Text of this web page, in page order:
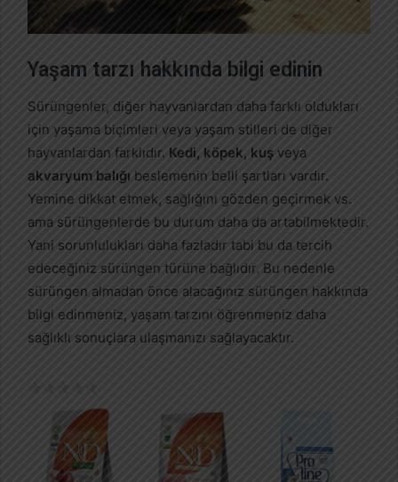
Yaşam tarzı hakkında bilgi edinin
Sürüngenler, diğer hayvanlardan daha farklı oldukları
için yaşama biçimleri veya yaşam stilleri de diğer
hayvanlardan farklıdır. Kedi, köpek, kuş veya
akvaryum balığı beslemenin belli şartları vardır.
Yemine dikkat etmek, sağlığını gözden geçirmek vs.
ama sürüngenlerde bu durum daha da artabilmektedir.
Yani sorunlulukları daha fazladır tabi bu da tercih
edeceğiniz sürüngen türüne bağlıdır. Bu nedenle
sürüngen almadan önce alacağınız sürüngen hakkında
bilgi edinmeniz, yaşam tarzını öğrenmeniz daha
sağlıklı sonuçlara ulaşmanızı sağlayacaktır.